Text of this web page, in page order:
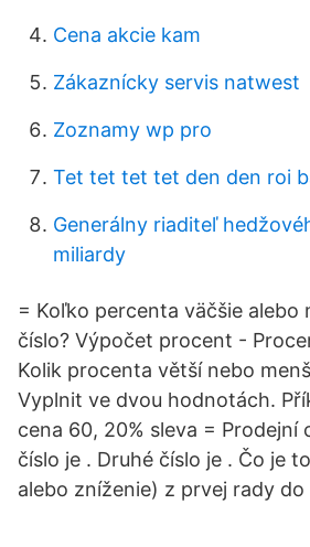
Cena akcie kam
Zákaznícky servis natwest
Zoznamy wp pro
Tet tet tet tet den den roi
Generálny riaditeľ
miliardy
= Koľko percenta väčšie alebo
číslo? Výpočet procent -
Kolik procenta větší nebo
Vyplnit ve dvou hodnotách.
cena 60, 20% sleva = Prodejní
číslo je . Druhé číslo je . Čo je
alebo zníženie) z prvej rady do